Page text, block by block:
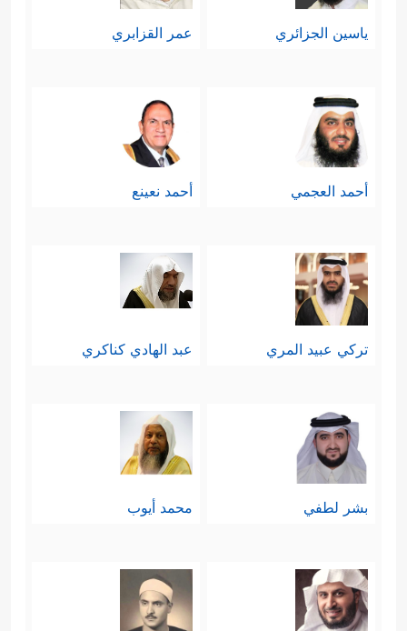
ياسين الجزائري عمر القزابري
أحمد العجمي أحمد نعينع
تركي عبيد المري عبد الهادي كناكري
بشر لطفي محمد أيوب